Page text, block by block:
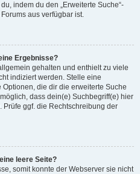
indem du den „Erweiterte Suche“-
aus verfügbar ist.
Ergebnisse?
gehalten und enthielt zu viele
indiziert werden. Stelle eine
die dir die erweiterte Suche
dass dein(e) Suchbegriff(e) hier
ggf. die Rechtschreibung der
leere Seite?
somit konnte der Webserver sie nicht